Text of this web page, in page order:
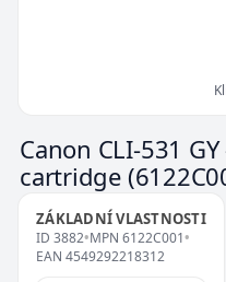
Canon CLI-531
cartridge
ZÁKLADNÍ VLASTNOSTI
ID 3882•MPN 6122C001•
EAN 4549292218312